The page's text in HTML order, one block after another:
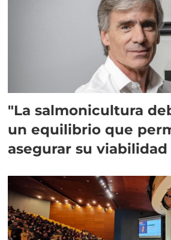
"La salmonicultura
un equilibrio que
asegurar su